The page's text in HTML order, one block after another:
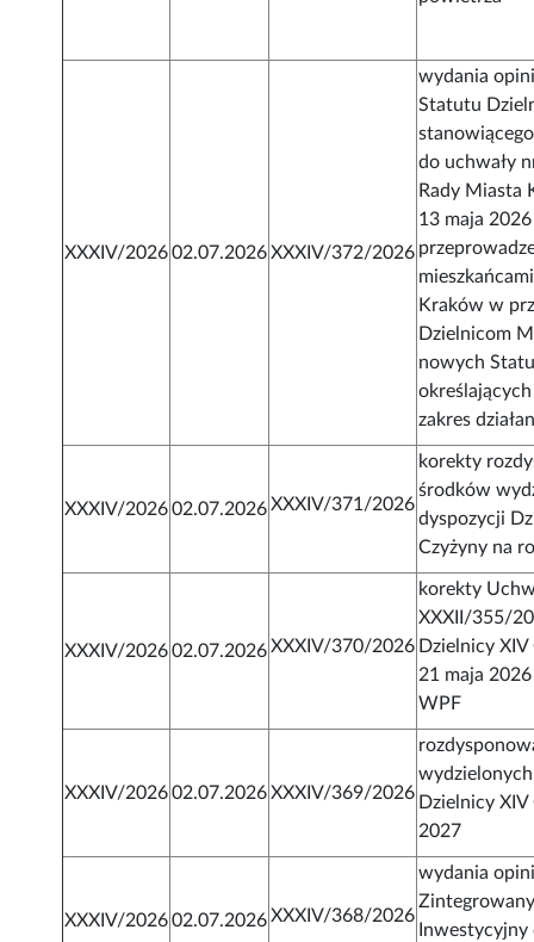
XXXIV/2026 02.07.2026 XXXIV/372/2026
wydania
Statutu
do uchwały
Rady Miasta
13 maja
Kraków w
Dzielnicom
nowych
zakres
XXXIV/2026 02.07.2026 XXXIV/371/2026
korekty
środków
dyspozycji
Czyżyny na
XXXIV/2026 02.07.2026 XXXIV/370/2026
korekty
XXXII/355/
Dzielnicy
21 maja
WPF
XXXIV/2026 02.07.2026 XXXIV/369/2026 Dzielnicy
2027
XXXIV/2026 02.07.2026 XXXIV/368/2026
wydania
Inwestycyjny